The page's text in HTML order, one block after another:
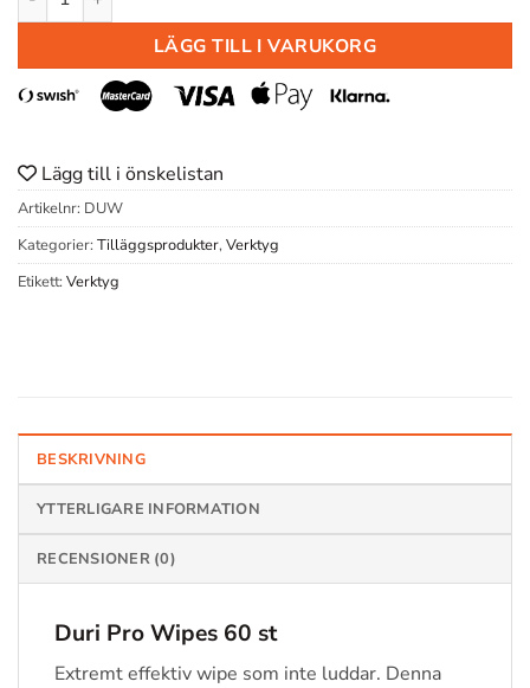
LÄGG TILL I VARUKORG
Lägg till i önskelistan
Artikelnr: DUW
Kategorier: Tilläggsprodukter, Verktyg
Etikett: Verktyg
BESKRIVNING
YTTERLIGARE INFORMATION
RECENSIONER (0)
Duri Pro Wipes 60 st
Extremt effektiv wipe som inte luddar. Denna